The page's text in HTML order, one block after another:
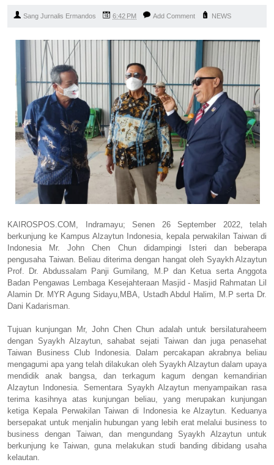
Sang Jurnalis Ermandos 6:42 PM Add Comment NEWS
KAIROSPOS.COM, Indramayu; Senen 26 September 2022, telah
berkunjung ke Kampus Alzaytun Indonesia, kepala perwakilan Taiwan di
Indonesia Mr. John Chen Chun didampingi Isteri dan beberapa
pengusaha Taiwan. Beliau diterima dengan hangat oleh Syaykh Alzaytun
Prof. Dr. Abdussalam Panji Gumilang, M.P dan Ketua serta Anggota
Badan Pengawas Lembaga Kesejahteraan Masjid - Masjid Rahmatan Lil
Alamin Dr. MYR Agung Sidayu,MBA, Ustadh Abdul Halim, M.P serta Dr.
Dani Kadarisman.
Tujuan kunjungan Mr, John Chen Chun adalah untuk bersilaturaheem
dengan Syaykh Alzaytun, sahabat sejati Taiwan dan juga penasehat
Taiwan Business Club Indonesia. Dalam percakapan akrabnya beliau
mengagumi apa yang telah dilakukan oleh Syaykh Alzaytun dalam upaya
mendidik anak bangsa, dan terkagum kagum dengan kemandirian
Alzaytun Indonesia. Sementara Syaykh Alzaytun menyampaikan rasa
terima kasihnya atas kunjungan beliau, yang merupakan kunjungan
ketiga Kepala Perwakilan Taiwan di Indonesia ke Alzaytun. Keduanya
bersepakat untuk menjalin hubungan yang lebih erat melalui business to
business dengan Taiwan, dan mengundang Syaykh Alzaytun untuk
berkunjung ke Taiwan, guna melakukan studi banding dibidang usaha
kelautan.